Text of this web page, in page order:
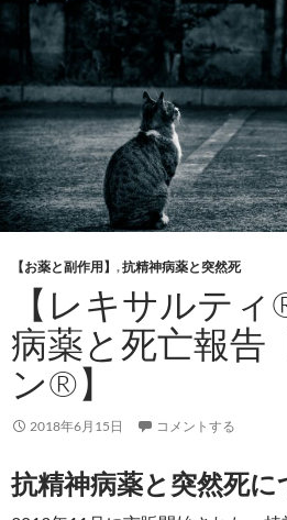
【お薬と副作用】 ,抗精神病薬と突然死
【レキサルテ
病薬と死亡報告
ン®】
2018年6月15日 コメントする
抗精神病薬と突然死に